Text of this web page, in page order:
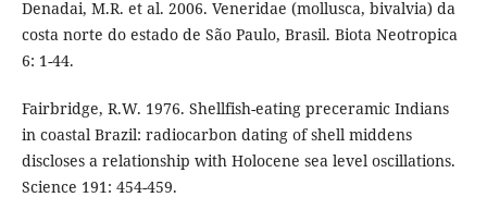
Denadai, M.R. et al. 2006. Veneridae (mollusca, bivalvia) da
costa norte do estado de São Paulo, Brasil. Biota Neotropica
6: 1-44.
Fairbridge, R.W. 1976. Shellfish-eating preceramic Indians
in coastal Brazil: radiocarbon dating of shell middens
discloses a relationship with Holocene sea level oscillations.
Science 191: 454-459.